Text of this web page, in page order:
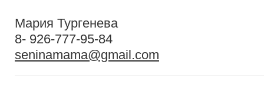
Мария Тургенева
8- 926-777-95-84
seninamama@gmail.com